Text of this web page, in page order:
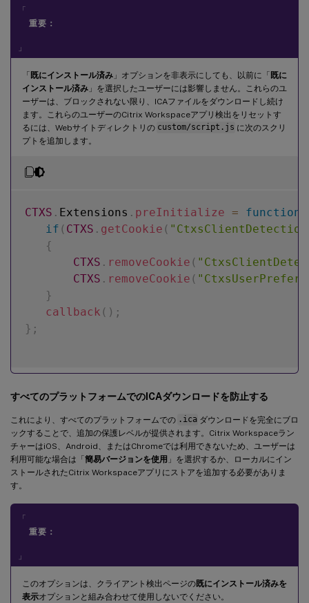
「
重要：
」
「 既にインストール済み 」オプションを非表示にしても、以前に「 既に
インストール済み 」を選択したユーザーには影響しません。これらのユ
ーザーは、ブロックされない限り、ICAファイルをダウンロードし続け
ます。これらのユーザーのCitrix Workspaceアプリ検出をリセットす
るには、Webサイトディレクトリの custom/script.js に次のスクリ
プトを追加します。
CTXS . Extensions . preInitialize = function
if ( CTXS . getCookie (
{
CTXS . removeCookie (
CTXS . removeCookie (
}
callback ( ) ;
} ;
すべてのプラットフォームでのICAダウンロードを防止する
これにより、すべてのプラットフォームでの .ica ダウンロードを完全にブロ
ックすることで、追加の保護レベルが提供されます。Citrix Workspaceラン
チャーはiOS、Android、またはChromeでは利用できないため、ユーザーは
利用可能な場合は「簡易バージョンを使用 」を選択するか、ローカルにイン
ストールされたCitrix Workspaceアプリにストアを追加する必要がありま
す。
「
重要：
」
このオプションは、クライアント検出ページの既にインストール済みを
表示オプションと組み合わせて使用しないでください。